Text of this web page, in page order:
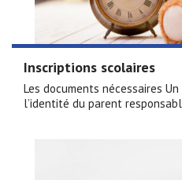
Inscriptions scolaires
Les documents nécessaires
l’identité du parent